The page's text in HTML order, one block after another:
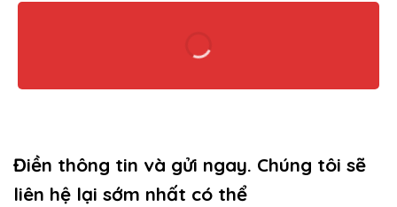
Điền thông tin và gửi ngay. Chúng tôi sẽ
liên hệ lại sớm nhất có thể